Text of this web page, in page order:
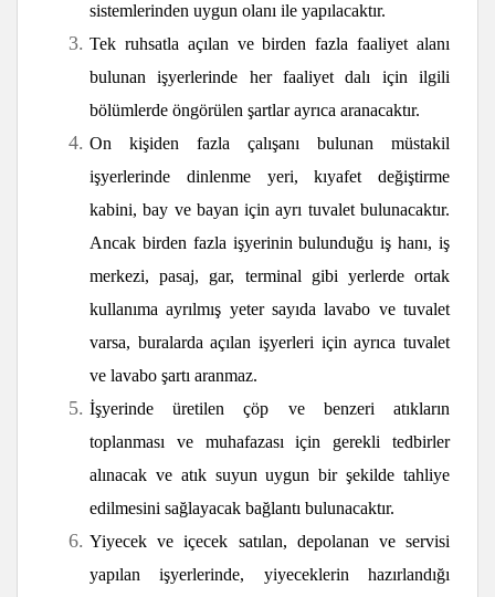
sistemlerinden uygun olanı ile yapılacaktır.
Tek ruhsatla açılan ve birden fazla faaliyet alanı
bulunan işyerlerinde her faaliyet dalı için ilgili
bölümlerde öngörülen şartlar ayrıca aranacaktır.
On kişiden fazla çalışanı bulunan müstakil
işyerlerinde dinlenme yeri, kıyafet değiştirme
kabini, bay ve bayan için ayrı tuvalet bulunacaktır.
Ancak birden fazla işyerinin bulunduğu iş hanı, iş
merkezi, pasaj, gar, terminal gibi yerlerde ortak
kullanıma ayrılmış yeter sayıda lavabo ve tuvalet
varsa, buralarda açılan işyerleri için ayrıca tuvalet
ve lavabo şartı aranmaz.
İşyerinde üretilen çöp ve benzeri atıkların
toplanması ve muhafazası için gerekli tedbirler
alınacak ve atık suyun uygun bir şekilde tahliye
edilmesini sağlayacak bağlantı bulunacaktır.
Yiyecek ve içecek satılan, depolanan ve servisi
yapılan işyerlerinde, yiyeceklerin hazırlandığı